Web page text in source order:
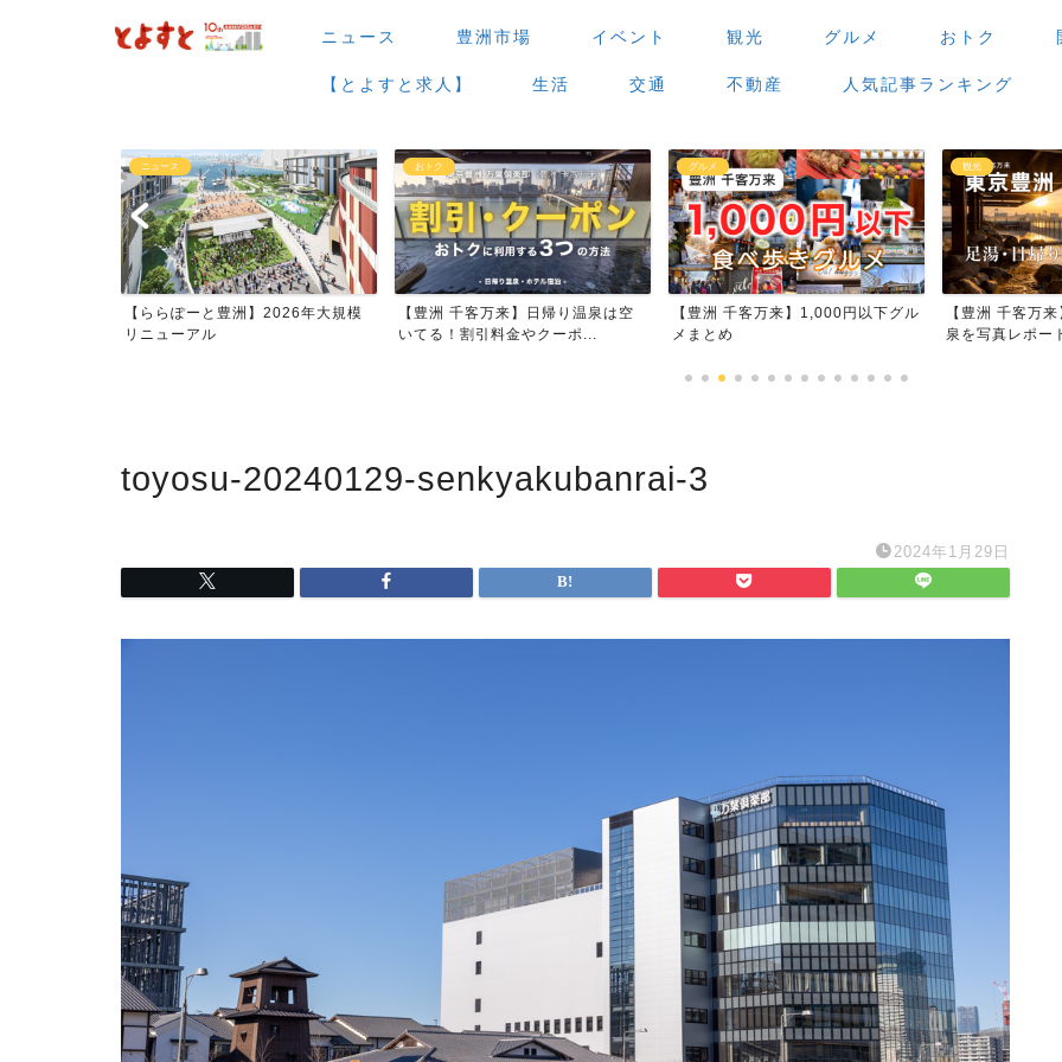
ニュース 豊洲市場 イベント 観光 グルメ おトク
【とよすと求人】 生活 交通 不動産 人気記事ランキング
ニュース
【ららぽーと豊洲】2026年大規模
リニューアル
おトク
【豊洲 千客万来】日帰り温泉は空
いてる！割引料金やクーポ...
グルメ
【豊洲 千客万来】1,000円以下グル
メまとめ
観光
【豊洲 千客万
泉を写真レポー
toyosu-20240129-senkyakubanrai-3
2024年1月29日